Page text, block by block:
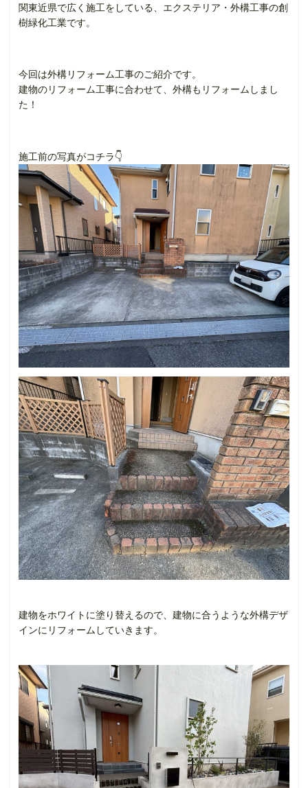
関東近県で広く施工をしている、エクステリア・外構工事の創
樹緑化工業です。
今回は外構リフォーム工事のご紹介です。
建物のリフォーム工事に合わせて、外構もリフォームしまし
た！
施工前の写真がコチラ👇
建物をホワイトに塗り替えるので、建物に合うような外構デザ
インにリフォームしていきます。